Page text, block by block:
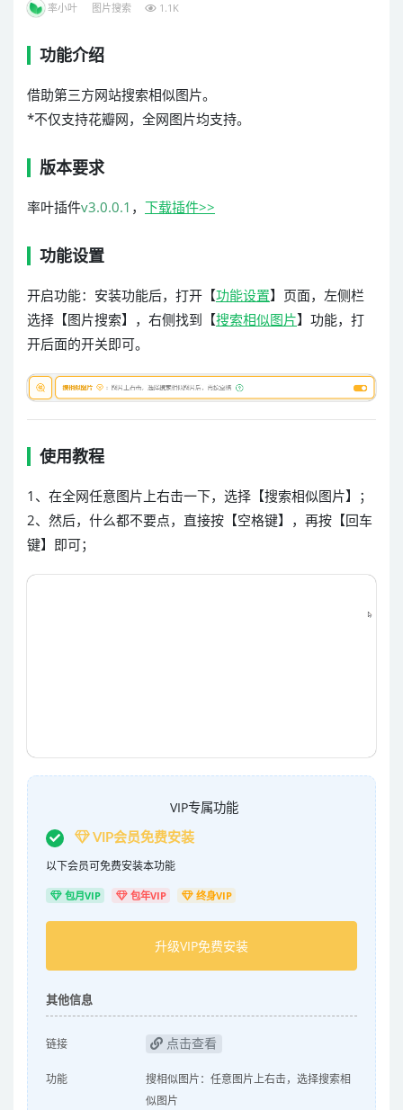
率小叶 图片搜索 1.1K
功能介绍
借助第三方网站搜索相似图片。
*不仅支持花瓣网，全网图片均支持。
版本要求
率叶插件v3.0.0.1 ， 下载插件>>
功能设置
开启功能：安装功能后，打开【功能设置】页面，左侧栏
选择【图片搜索】，右侧找到【搜索相似图片】功能，打
开后面的开关即可。
使用教程
1、在全网任意图片上右击一下，选择【搜索相似图片】；
2、然后，什么都不要点，直接按【空格键】，再按【回车
键】即可；
VIP专属功能
VIP会员免费安装
以下会员可免费安装本功能
包月VIP 包年VIP 终身VIP
升级VIP免费安装
其他信息
链接 点击查看
功能
搜相似图片：任意图片上右击，选择搜索相
似图片